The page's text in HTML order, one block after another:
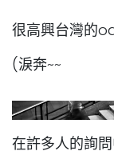
很高興台灣的
(淚奔~~
在許多人的詢